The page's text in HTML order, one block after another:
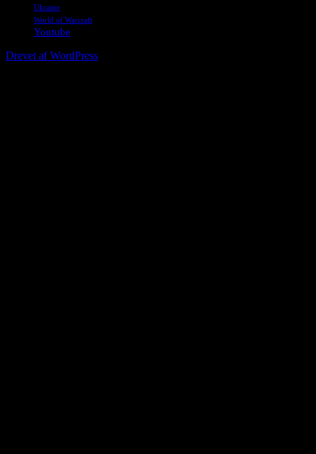
Ukraine
World of Warcraft
Youtube
Drevet af WordPress